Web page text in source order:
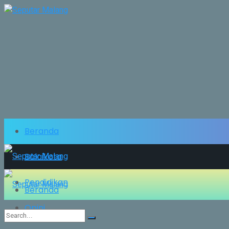
Beranda
Balaikota
Pendidikan
Opini
Beranda
Balaikota